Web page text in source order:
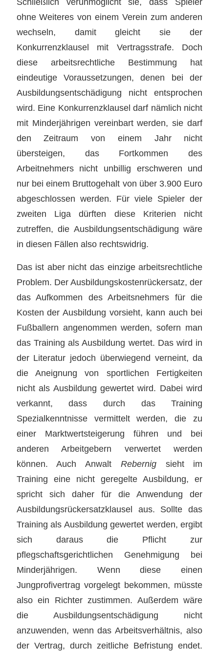
ohne Weiteres von einem Verein zum anderen
wechseln, damit gleicht sie der
Konkurrenzklausel mit Vertragsstrafe. Doch
diese arbeitsrechtliche Bestimmung hat
eindeutige Voraussetzungen, denen bei der
Ausbildungsentschädigung nicht entsprochen
wird. Eine Konkurrenzklausel darf nämlich nicht
mit Minderjährigen vereinbart werden, sie darf
den Zeitraum von einem Jahr nicht
übersteigen, das Fortkommen des
Arbeitnehmers nicht unbillig erschweren und
nur bei einem Bruttogehalt von über 3.900 Euro
abgeschlossen werden. Für viele Spieler der
zweiten Liga dürften diese Kriterien nicht
zutreffen, die Ausbildungsentschädigung wäre
in diesen Fällen also rechtswidrig.
Das ist aber nicht das einzige arbeitsrechtliche
Problem. Der Ausbildungskostenrückersatz, der
das Aufkommen des Arbeitsnehmers für die
Kosten der Ausbildung vorsieht, kann auch bei
Fußballern angenommen werden, sofern man
das Training als Ausbildung wertet. Das wird in
der Literatur jedoch überwiegend verneint, da
die Aneignung von sportlichen Fertigkeiten
nicht als Ausbildung gewertet wird. Dabei wird
verkannt, dass durch das Training
Spezialkenntnisse vermittelt werden, die zu
einer Marktwertsteigerung führen und bei
anderen Arbeitgebern verwertet werden
können. Auch Anwalt Rebernigsieht im
Training eine nicht geregelte Ausbildung, er
spricht sich daher für die Anwendung der
Ausbildungsrückersatzklausel aus. Sollte das
Training als Ausbildung gewertet werden, ergibt
sich daraus die Pflicht zur
pflegschaftsgerichtlichen Genehmigung bei
Minderjährigen. Wenn diese einen
Jungprofivertrag vorgelegt bekommen, müsste
also ein Richter zustimmen. Außerdem wäre
die Ausbildungsentschädigung nicht
anzuwenden, wenn das Arbeitsverhältnis, also
der Vertrag, durch zeitliche Befristung endet.